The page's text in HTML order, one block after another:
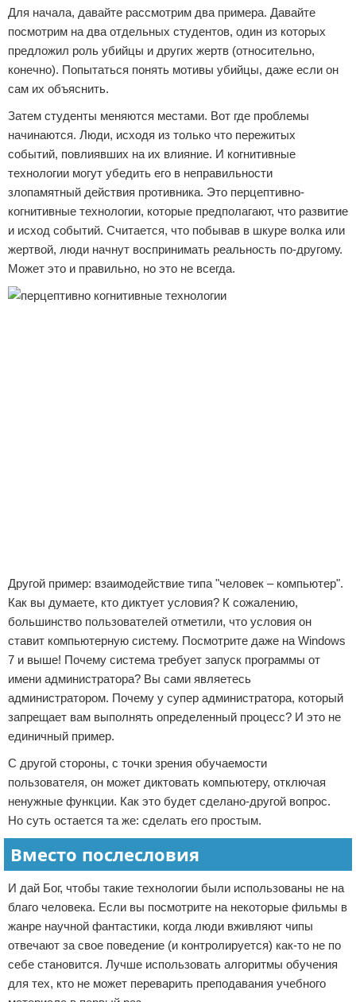
Для начала, давайте рассмотрим два примера. Давайте
посмотрим на два отдельных студентов, один из которых
предложил роль убийцы и других жертв (относительно,
конечно). Попытаться понять мотивы убийцы, даже если он
сам их объяснить.
Затем студенты меняются местами. Вот где проблемы
начинаются. Люди, исходя из только что пережитых
событий, повлиявших на их влияние. И когнитивные
технологии могут убедить его в неправильности
злопамятный действия противника. Это перцептивно-
когнитивные технологии, которые предполагают, что развитие
и исход событий. Считается, что побывав в шкуре волка или
жертвой, люди начнут воспринимать реальность по-другому.
Может это и правильно, но это не всегда.
Другой пример: взаимодействие типа "человек – компьютер".
Как вы думаете, кто диктует условия? К сожалению,
большинство пользователей отметили, что условия он
ставит компьютерную систему. Посмотрите даже на Windows
7 и выше! Почему система требует запуск программы от
имени администратора? Вы сами являетесь
администратором. Почему у супер администратора, который
запрещает вам выполнять определенный процесс? И это не
единичный пример.
С другой стороны, с точки зрения обучаемости
пользователя, он может диктовать компьютеру, отключая
ненужные функции. Как это будет сделано-другой вопрос.
Но суть остается та же: сделать его простым.
Вместо послесловия
И дай Бог, чтобы такие технологии были использованы не на
благо человека. Если вы посмотрите на некоторые фильмы в
жанре научной фантастики, когда люди вживляют чипы
отвечают за свое поведение (и контролируется) как-то не по
себе становится. Лучше использовать алгоритмы обучения
для тех, кто не может переварить преподавания учебного